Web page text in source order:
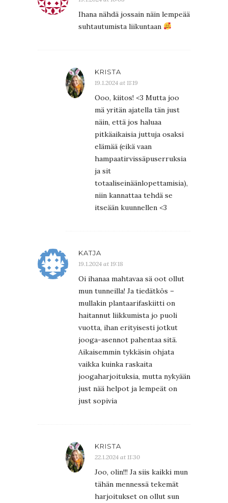
Ihana nähdä jossain näin lempeää
suhtautumista liikuntaan
KRISTA
19.1.2024 at 11:19
Ooo, kiitos! <3 Mutta joo
mä yritän ajatella tän just
näin, että jos haluaa
pitkäaikaisia juttuja osaksi
elämää (eikä vaan
hampaatirvissäpuserruksia
ja sit
totaaliseinäänlopettamisia),
niin kannattaa tehdä se
itseään kuunnellen <3
KATJA
19.1.2024 at 19:18
Oi ihanaa mahtavaa sä oot ollut
mun tunneilla! Ja tiedätkös –
mullakin plantaarifaskiitti on
haitannut liikkumista jo puoli
vuotta, ihan erityisesti jotkut
jooga-asennot pahentaa sitä.
Aikaisemmin tykkäsin ohjata
vaikka kuinka raskaita
joogaharjoituksia, mutta nykyään
just nää helpot ja lempeät on
just sopivia
KRISTA
22.1.2024 at 11:30
Joo, olin!!! Ja siis kaikki mun
tähän mennessä tekemät
harjoitukset on ollut sun